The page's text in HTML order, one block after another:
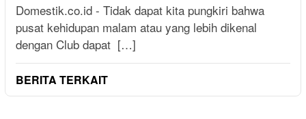
Domestik.co.id - Tidak dapat kita pungkiri bahwa
pusat kehidupan malam atau yang lebih dikenal
dengan Club dapat […]
BERITA TERKAIT